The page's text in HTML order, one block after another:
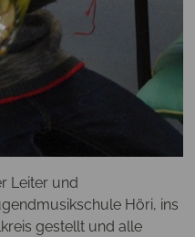
Leiter und
Höri, ins
gestellt und alle